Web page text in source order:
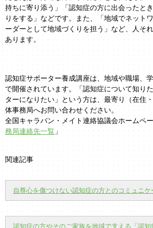
持ちに寄り添う」「認知症の方に出会ったと
りをする」などです。また、「地域でネット
ーダーとして地域づくりを担う」など、人そ
あります。
認知症サポーター養成講座は、地域や職場、
で開催されています。「認知症について知り
ターになりたい」という方は、最寄り（在住
体事務局へお問い合わせください。
全国キャラバン・メイト連絡協議会ホームペ
務局連絡先一覧 」
関連記事
自尊心を傷つけない認知症の方とのコミュニ
認知症の方やそのご家族を地域で支える「認